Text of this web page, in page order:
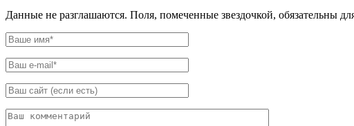
Данные не разглашаются. Поля, помеченные звездочкой, обязательны